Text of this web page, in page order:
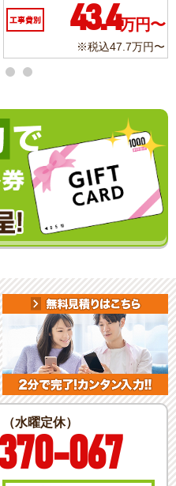
工事費別 10.3万円〜
※税込11.3万円〜
水曜定休）
067